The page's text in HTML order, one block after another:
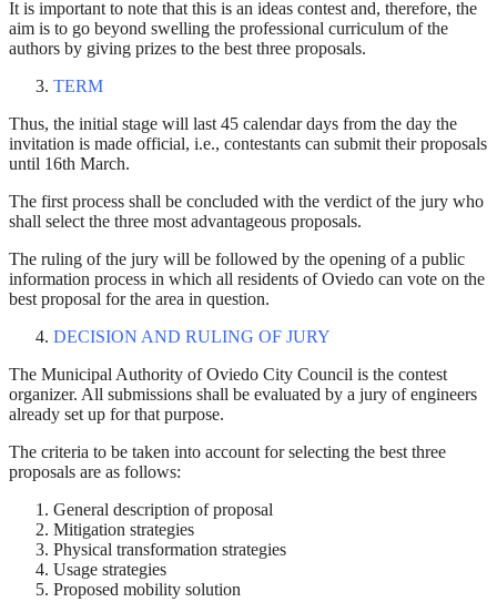
It is important to note that this is an ideas contest and, therefore, the
aim is to go beyond swelling the professional curriculum of the
authors by giving prizes to the best three proposals.
TERM
Thus, the initial stage will last 45 calendar days from the day the
invitation is made official, i.e., contestants can submit their proposals
until 16th March.
The first process shall be concluded with the verdict of the jury who
shall select the three most advantageous proposals.
The ruling of the jury will be followed by the opening of a public
information process in which all residents of Oviedo can vote on the
best proposal for the area in question.
DECISION AND RULING OF JURY
The Municipal Authority of Oviedo City Council is the contest
organizer. All submissions shall be evaluated by a jury of engineers
already set up for that purpose.
The criteria to be taken into account for selecting the best three
proposals are as follows:
General description of proposal
Mitigation strategies
Physical transformation strategies
Usage strategies
Proposed mobility solution